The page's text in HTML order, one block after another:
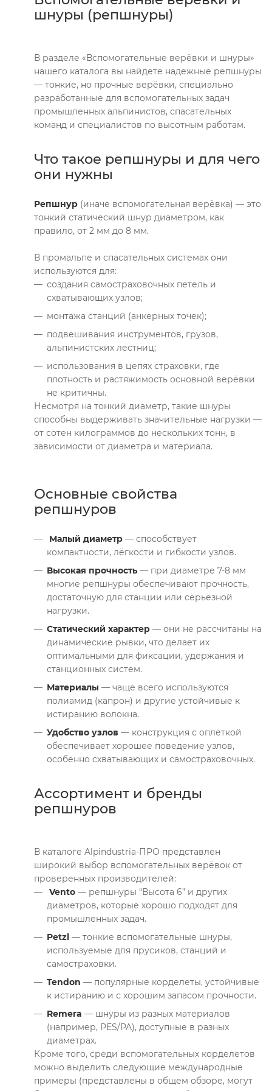
шнуры (репшнуры)
В разделе «Вспомогательные верёвки и шнуры»
нашего каталога вы найдете надежные репшнуры
— тонкие, но прочные верёвки, специально
разработанные для вспомогательных задач
промышленных альпинистов, спасательных
команд и специалистов по высотным работам.
Что такое репшнуры и для чего
они нужны
Репшнур (иначе вспомогательная верёвка) — это
тонкий статический шнур диаметром, как
правило, от 2 мм до 8 мм.
В промальпе и спасательных системах они
используются для:
создания самостраховочных петель и
схватывающих узлов;
монтажа станций (анкерных точек);
подвешивания инструментов, грузов,
альпинистских лестниц;
использования в цепях страховки, где
плотность и растяжимость основной верёвки
не критичны.
Несмотря на тонкий диаметр, такие шнуры
способны выдерживать значительные нагрузки —
от сотен килограммов до нескольких тонн, в
зависимости от диаметра и материала.
Основные свойства
репшнуров
Малый диаметр — способствует
компактности, лёгкости и гибкости узлов.
Высокая прочность — при диаметре 7-8 мм
многие репшнуры обеспечивают прочность,
достаточную для станции или серьёзной
нагрузки.
Статический характер — они не рассчитаны на
динамические рывки, что делает их
оптимальными для фиксации, удержания и
станционных систем.
Материалы — чаще всего используются
полиамид (капрон) и другие устойчивые к
истиранию волокна.
Удобство узлов — конструкция с оплёткой
обеспечивает хорошее поведение узлов,
особенно схватывающих и самостраховочных.
Ассортимент и бренды
репшнуров
В каталоге Alpindustria-ПРО представлен
широкий выбор вспомогательных верёвок от
проверенных производителей:
Vento — репшнуры “Высота 6” и других
диаметров, которые хорошо подходят для
промышленных задач.
Petzl — тонкие вспомогательные шнуры,
используемые для прусиков, станций и
самостраховки.
Tendon — популярные корделеты, устойчивые
к истиранию и с хорошим запасом прочности.
Remera — шнуры из разных материалов
(например, PES/PA), доступные в разных
диаметрах.
Кроме того, среди вспомогательных корделетов
можно выделить следующие международные
примеры (представлены в общем обзоре, могут